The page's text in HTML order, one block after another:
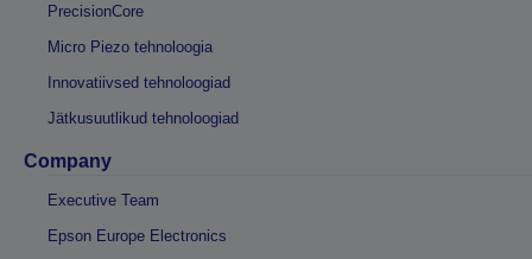
PrecisionCore
Micro Piezo tehnoloogia
Innovatiivsed tehnoloogiad
Jätkusuutlikud tehnoloogiad
Company
Executive Team
Epson Europe Electronics